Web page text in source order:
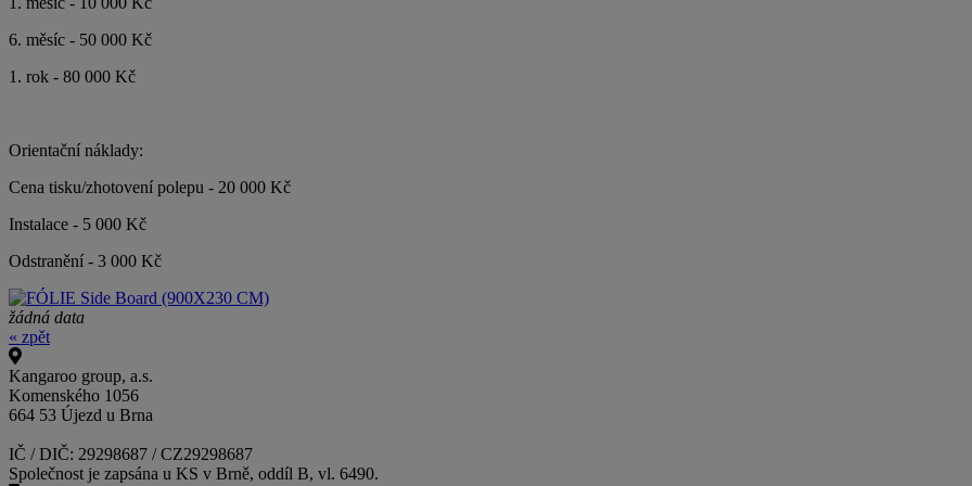
6. měsíc - 50 000 Kč
1. rok - 80 000 Kč
Orientační náklady:
Cena tisku/zhotovení polepu - 20 000 Kč
Instalace - 5 000 Kč
Odstranění - 3 000 Kč
žádná data
« zpět
Kangaroo group, a.s.
Komenského 1056
664 53 Újezd u Brna
IČ / DIČ: 29298687 / CZ29298687
Společnost je zapsána u KS v Brně, oddíl B, vl. 6490.